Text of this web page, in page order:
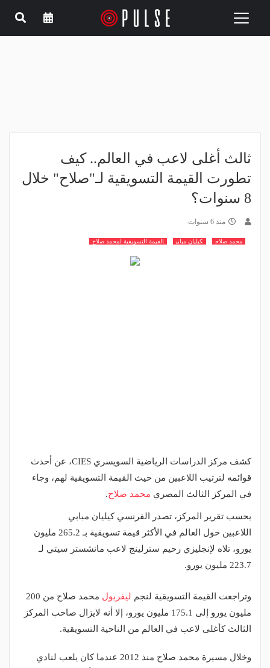
Toggle
ثالث أغلى لاعب في العالم.. كيف
تطورت القيمة التسويقية لـ"صلاح" خلال
8 سنوات؟
منذ 6 سنوات
محمد صلاح كيليان مبابي القيمة التسويقية لمحمد صلاح
كشف مركز الدراسات الرياضية السويسري CIES، عن أحدث
قوائمه لترتيب اللاعبين من حيث القيمة التسويقية لهم، وجاء
في المركز الثالث المصري محمد صلاح.
بحسب تقرير المركز، تصدر الفرنسي كيليان مبابي
اللاعبين حول العالم في الأكثر قيمة تسويقية بـ 265.2 مليون
يورو، تلاه لإنجليزي رحيم سترلينج لاعب مانشستر سيتي لـ
223.7 مليون يورو.
وتراجعت القيمة التسويقية لنجم ليفربول
محمد صلاح من 200
مليون يورو إلى 175.1 مليون يورو، إلا أنه لايزال صاحب المركز
الثالث كأغلى لاعب في العالم من الناحية التسويقية.
وخلال مسيرة محمد صلاح منذ 2012 عندما كان يلعب لنادي